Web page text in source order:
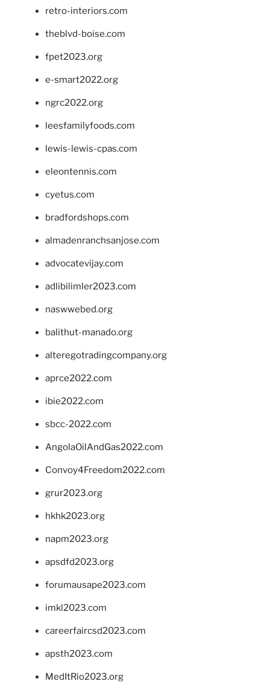
retro-interiors.com
theblvd-boise.com
fpet2023.org
e-smart2022.org
ngrc2022.org
leesfamilyfoods.com
lewis-lewis-cpas.com
eleontennis.com
cyetus.com
bradfordshops.com
almadenranchsanjose.com
advocatevijay.com
adlibilimler2023.com
naswwebed.org
balithut-manado.org
alteregotradingcompany.org
aprce2022.com
ibie2022.com
sbcc-2022.com
AngolaOilAndGas2022.com
Convoy4Freedom2022.com
grur2023.org
hkhk2023.org
napm2023.org
apsdfd2023.org
forumausape2023.com
imkl2023.com
careerfaircsd2023.com
apsth2023.com
MedItRio2023.org